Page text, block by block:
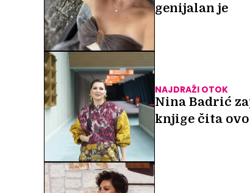
genijalan je
NAJDRAŽI OTOK
Nina Badrić
knjige čita